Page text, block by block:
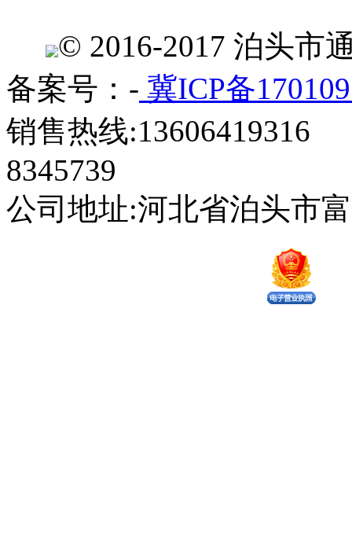
© 2016-2017 泊头市
备案号：- 冀ICP备
销售热线:13606419316
8345739
公司地址:河北省泊头市